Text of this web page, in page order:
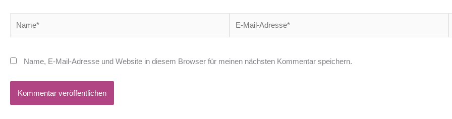
Mail-
Name, E-Mail-Adresse und Website in diesem Browser für meinen nächsten Kommentar speichern.